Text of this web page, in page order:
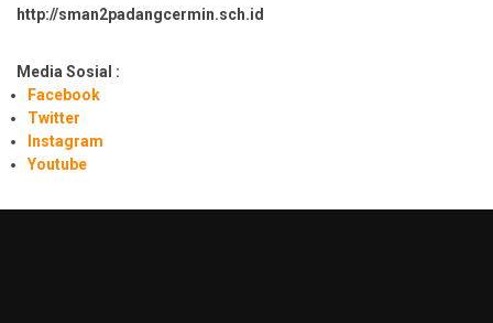
http://sman2padangcermin.sch.id
Media Sosial :
Facebook
Twitter
Instagram
Youtube